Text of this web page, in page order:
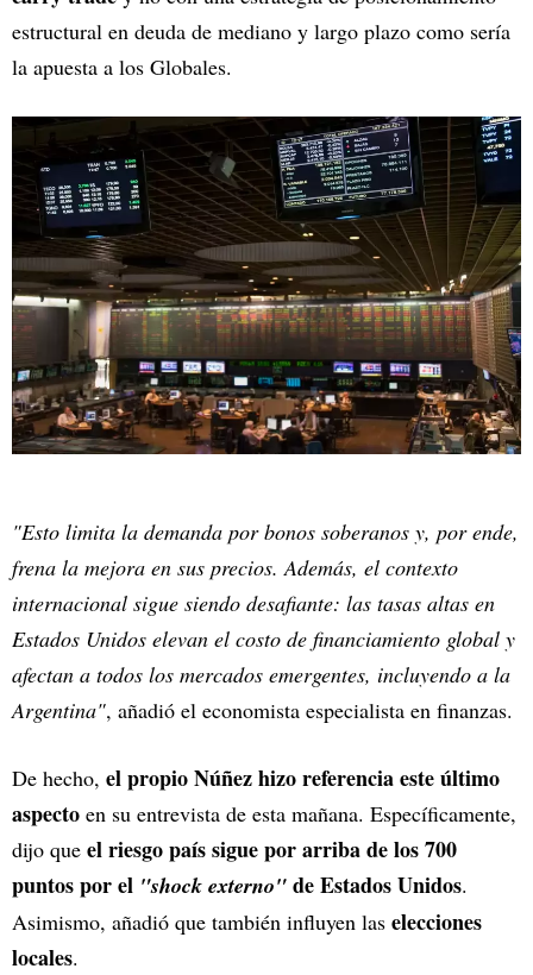
estructural en deuda de mediano y largo plazo como sería
la apuesta a los Globales.
"Esto limita la demanda por bonos soberanos y, por ende,
frena la mejora en sus precios. Además, el contexto
internacional sigue siendo desafiante: las tasas altas en
Estados Unidos elevan el costo de financiamiento global y
afectan a todos los mercados emergentes, incluyendo a la
Argentina", añadió el economista especialista en finanzas.
De hecho, el propio Núñez hizo referencia este último
aspecto en su entrevista de esta mañana. Específicamente,
dijo que el riesgo país sigue por arriba de los 700
puntos por el "shock externo" de Estados Unidos.
Asimismo, añadió que también influyen las elecciones
locales.